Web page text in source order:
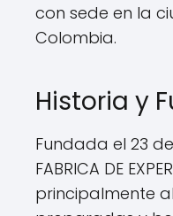
con sede en la
Colombia.
Historia y
Fundada el 23
FABRICA DE
principalmente